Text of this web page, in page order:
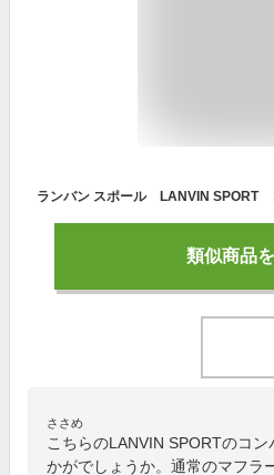
類似商品
ささめ
こちらのLANVIN SPORTのコ
かがでしょうか。通常のマフラ